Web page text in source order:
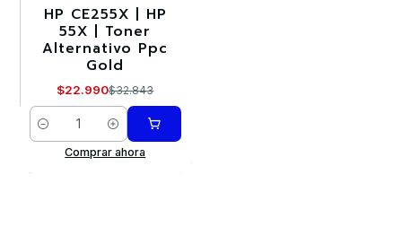
-30%
HP CE255X | HP
55X | Toner
Alternativo Ppc
Gold
$22.990$32.843
Cantidad
Comprar ahora